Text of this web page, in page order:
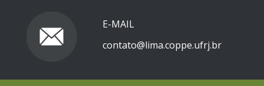
E-MAIL
contato@lima.coppe.ufrj.br